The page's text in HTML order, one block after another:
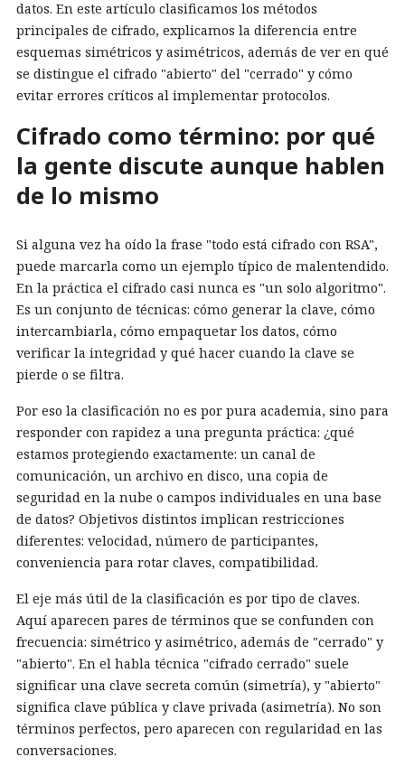
datos. En este artículo clasificamos los métodos
principales de cifrado, explicamos la diferencia entre
esquemas simétricos y asimétricos, además de ver en qué
se distingue el cifrado "abierto" del "cerrado" y cómo
evitar errores críticos al implementar protocolos.
Cifrado como término: por qué
la gente discute aunque hablen
de lo mismo
Si alguna vez ha oído la frase "todo está cifrado con RSA",
puede marcarla como un ejemplo típico de malentendido.
En la práctica el cifrado casi nunca es "un solo algoritmo".
Es un conjunto de técnicas: cómo generar la clave, cómo
intercambiarla, cómo empaquetar los datos, cómo
verificar la integridad y qué hacer cuando la clave se
pierde o se filtra.
Por eso la clasificación no es por pura academia, sino para
responder con rapidez a una pregunta práctica: ¿qué
estamos protegiendo exactamente: un canal de
comunicación, un archivo en disco, una copia de
seguridad en la nube o campos individuales en una base
de datos? Objetivos distintos implican restricciones
diferentes: velocidad, número de participantes,
conveniencia para rotar claves, compatibilidad.
El eje más útil de la clasificación es por tipo de claves.
Aquí aparecen pares de términos que se confunden con
frecuencia: simétrico y asimétrico, además de "cerrado" y
"abierto". En el habla técnica "cifrado cerrado" suele
significar una clave secreta común (simetría), y "abierto"
significa clave pública y clave privada (asimetría). No son
términos perfectos, pero aparecen con regularidad en las
conversaciones.